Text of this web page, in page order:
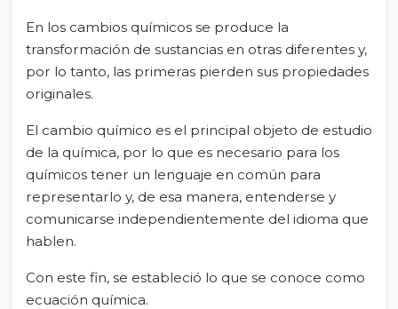
En los cambios químicos se produce la
transformación de sustancias en otras diferentes y,
por lo tanto, las primeras pierden sus propiedades
originales.
El cambio químico es el principal objeto de estudio
de la química, por lo que es necesario para los
químicos tener un lenguaje en común para
representarlo y, de esa manera, entenderse y
comunicarse independientemente del idioma que
hablen.
Con este fin, se estableció lo que se conoce como
ecuación química.